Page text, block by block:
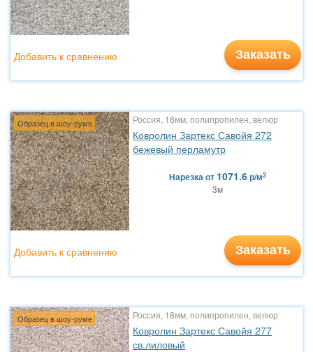
Заказать
Добавить к сравнению
Образец в шоу-руме Россия, 18мм, полипропилен, велюр
Ковролин Зартекс Савойя 272
бежевый перламутр
Нарезкаот 1071.6р/м2
3м
Заказать
Добавить к сравнению
Образец в шоу-руме Россия, 18мм, полипропилен, велюр
Ковролин Зартекс Савойя 277
св.лиловый